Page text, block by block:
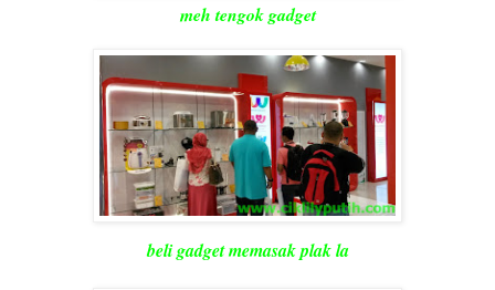
meh tengok gadget
beli gadget memasak plak la